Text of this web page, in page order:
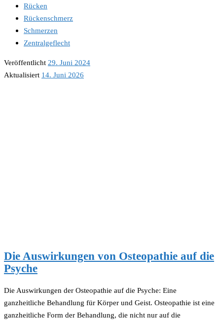
Rücken
Rückenschmerz
Schmerzen
Zentralgeflecht
Veröffentlicht 29. Juni 2024
Aktualisiert 14. Juni 2026
Die Auswirkungen von Osteopathie auf die
Psyche
Die Auswirkungen der Osteopathie auf die Psyche: Eine
ganzheitliche Behandlung für Körper und Geist. Osteopathie ist eine
ganzheitliche Form der Behandlung, die nicht nur auf die